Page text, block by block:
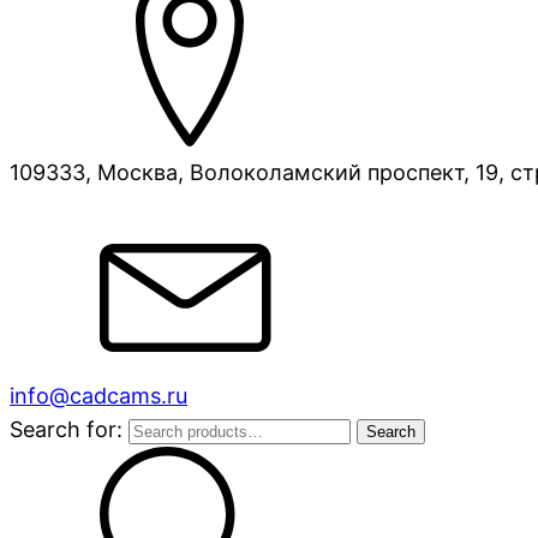
109333, Москва, Волоколамский проспект, 19,
info@cadcams.ru
Search for:
Search